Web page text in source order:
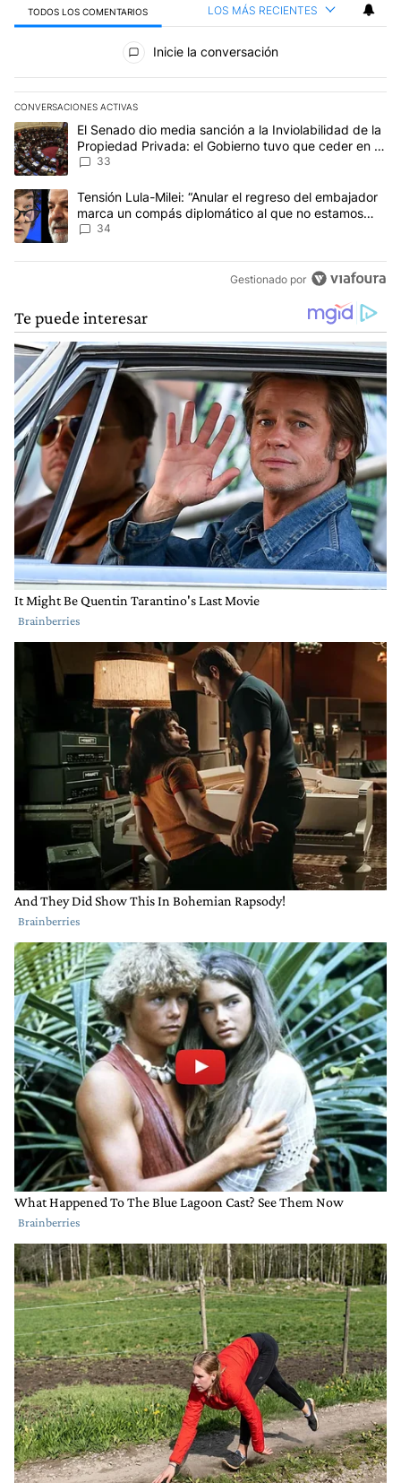
TODOS LOS COMENTARIOS LOS MÁS RECIENTES
Todos los comentarios
Inicie la conversación
CONVERSACIONES ACTIVAS
Este listado muestra los artículos con más comentarios en los
Un artículo de tendencia con el título "El Senado dio media
El Senado dio media sanción a la Inviolabilidad de la
Propiedad Privada: el Gobierno tuvo que ceder en la
Ley del Manejo del Fuego
33
Un artículo de tendencia con el título "Tensión Lula-Milei:
Tensión Lula-Milei: “Anular el regreso del embajador
marca un compás diplomático al que no estamos
acostumbrados"
34
Gestionado por